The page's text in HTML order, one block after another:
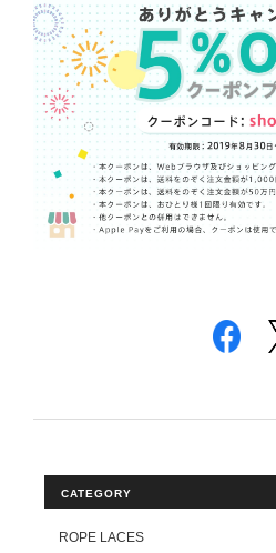
CATEGORY
ROPE LACES